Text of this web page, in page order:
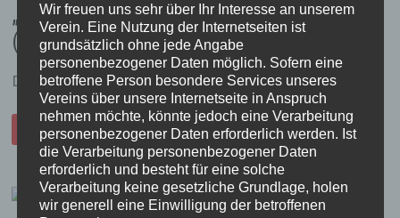
ETRIEB G
ENOMMEN.
„Brucher“ Schützenfest 2025 in Bildern
(Dienstag)
Die Bilder vom Schützenfestdienstag 2025 . . .
„BRUCHER“
SCHÜTZENFEST
2025
BILDERN
(DIENSTAG)
WEITERLESEN
Wir freuen uns sehr über Ihr Interesse an unserem
Verein. Eine Nutzung der Internetseiten ist
grundsätzlich ohne jede Angabe
personenbezogener Daten möglich. Sofern eine
betroffene Person besondere Services unseres
Vereins über unsere Internetseite in Anspruch
nehmen möchte, könnte jedoch eine Verarbeitung
personenbezogener Daten erforderlich werden. Ist
die Verarbeitung personenbezogener Daten
erforderlich und besteht für eine solche
Verarbeitung keine gesetzliche Grundlage, holen
wir generell eine Einwilligung der betroffenen